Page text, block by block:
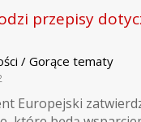
przepisy
/ Gorące tematy
Europejski